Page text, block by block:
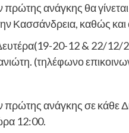
ανάγκης θα
Κασσάνδρεια, καθώς και
20-12 & 22/12/
(τηλέφωνο
ανάγκης σε κάθε
12:00.